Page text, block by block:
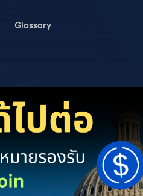
Glossary